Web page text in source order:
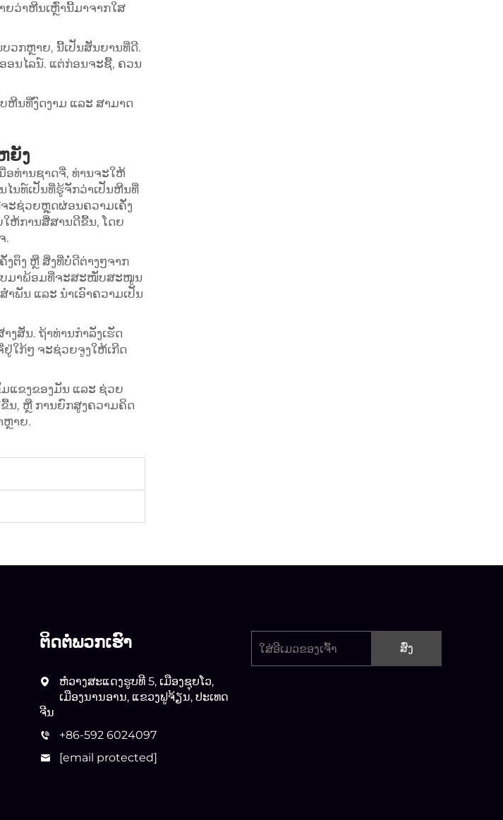
ຍວ່າຫີນເຫຼົ່ານີ້ມາຈາກໃສ
ວກຫຼາຍ, ນີ້ເປັນສັນຍານທີ່ດີ.
ອນໄລນ໌. ແຕ່ກ່ອນຈະຊື້, ຄວນ
ຫີນທີ່ງົດງາມ ແລະ ສາມາດ
ຍັງ
ອທ່ານຊາດຈີ່, ທ່ານຈະໃຫ້
ນທ໌ເປັນທີ່ຮູ້ຈັກວ່າເປັນຫີນທີ່
ະຊ່ວຍຫຼຸດຜ່ອນຄວາມເຄັ່ງ
ຫ້ການສື່ສານດີຂື້ນ, ໂດຍ
.
ຕຶງ ຫຼື ສິ່ງທີ່ບໍ່ດີຕ່າງໆຈາກ
ບມາພ້ອມທີ່ຈະສະໜັບສະໜູນ
ພັນ ແລະ ນຳເອົາຄວາມເປັນ
ສັນ. ຖ້າທ່ານກຳລັງເຮັດ
ໃກ້ໆ ຈະຊ່ວຍຈູງໃຫ້ເກີດ
ແຂງຂອງມັນ ແລະ ຊ່ວຍ
ນ, ຫຼື ການຍົກສູງຄວາມຄິດ
ຫຼາຍ.
ຕິດຕໍ່ພວກເຮົາ
ຫໍວາງສະແດງຮູບທີ 5, ເມືອງຊຸຍໂວ,
ເມືອງນານອານ, ແຂວງຟູຈ້ຽນ, ປະເທດ
ຈີນ
+86-592 6024097
[email protected]
ສົ່ງ